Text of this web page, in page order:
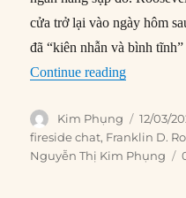
cửa trở lại vào ngày hôm
đã “kiên nhẫn và bình
Continue reading“12/03/
Author
Kim Phụng
Posted
on
12/03/
fireside chat, Franklin D.
Nguyễn Thị Kim Phụng